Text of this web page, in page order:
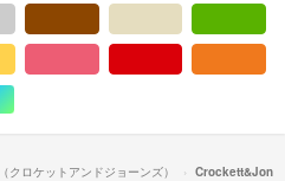
色系
マルチカラー
クロケットアンドジョーンズ）
Crockett&Jon